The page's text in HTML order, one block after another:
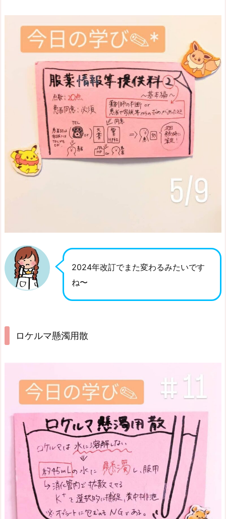
2024年改訂でまた変わるみたいです
ね〜
ロケルマ懸濁用散